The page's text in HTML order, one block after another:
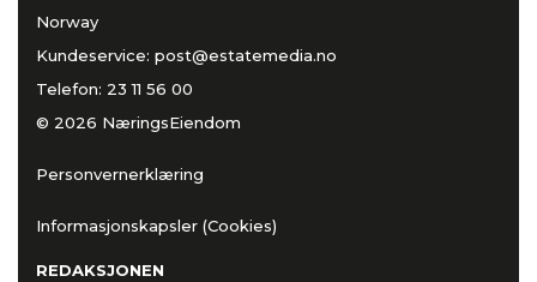
Norway
Kundeservice: post@estatemedia.no
Telefon: 23 11 56 00
© 2026 NæringsEiendom
Personvernerklæring
Informasjonskapsler (Cookies)
REDAKSJONEN